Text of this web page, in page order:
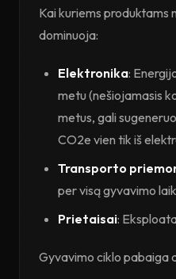
Kai kuriems produktams
dominuoja:
Elektronika:
metu (nešiojamasis
metus, gali
CO2e vien tik iš
Transporto
per visą gyvavimo
Prietaisai:
Gyvavimo ciklo pabaiga